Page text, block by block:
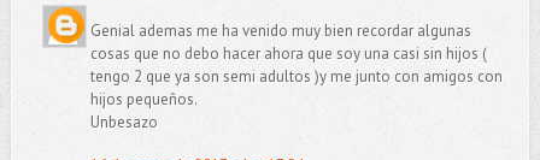
Genial ademas me ha venido muy bien recordar algunas
cosas que no debo hacer ahora que soy una casi sin hijos (
tengo 2 que ya son semi adultos )y me junto con amigos con
hijos pequeños.
Unbesazo